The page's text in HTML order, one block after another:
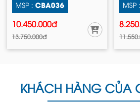
MSP : CBA036
10.450.000đ
13.750.000đ
MSP :
KHÁCH HÀNG CỦA